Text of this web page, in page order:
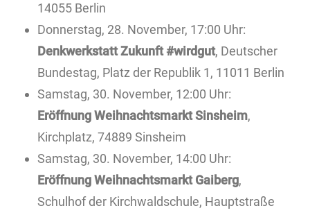
14055 Berlin
Donnerstag, 28. November, 17:00 Uhr:
Denkwerkstatt Zukunft #wirdgut, Deutscher
Bundestag, Platz der Republik 1, 11011 Berlin
Samstag, 30. November, 12:00 Uhr:
Eröffnung Weihnachtsmarkt Sinsheim,
Kirchplatz, 74889 Sinsheim
Samstag, 30. November, 14:00 Uhr:
Eröffnung Weihnachtsmarkt Gaiberg,
Schulhof der Kirchwaldschule, Hauptstraße